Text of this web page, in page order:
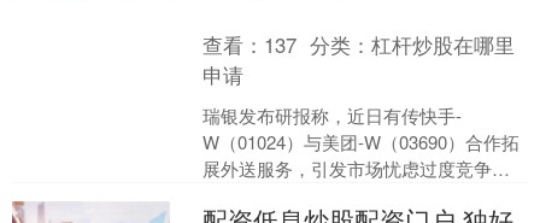
查看： 137 分类：杠杆炒股在哪里
申请
瑞银发布研报称，近日有传快手-
W（01024）与美团-W（03690）合作拓
展外送服务，引发市场忧虑过度竞争。